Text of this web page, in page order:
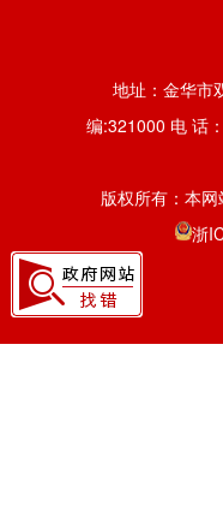
地址：金华市
编:321000 电 话
版权所有：本
浙